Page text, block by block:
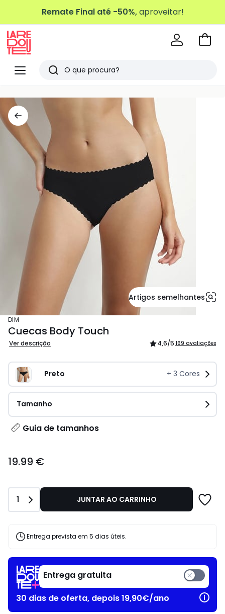
Remate Final até -50%,aproveitar!
Menu
Redoute
Pesquisar
artigos
vistos
Ir
Artigos semelhantes
DIM
Cuecas Body Touch
Ver descrição 4,6/5 169 avaliações
Preto + 3 Cores
Tamanho
Guia de tamanhos
€.
19.99 €
Quantidade
1 JUNTAR AO CARRINHO
Entrega prevista em 5 dias úteis.
Entrega gratuita
30 dias de oferta, depois 19,90€/ano